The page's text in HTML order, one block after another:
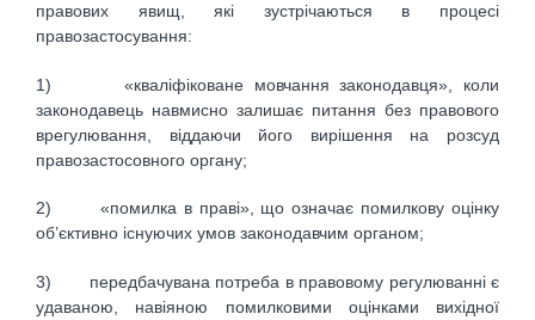
правових явищ, які зустрічаються в процесі
правозастосування:
1) «кваліфіковане мовчання законодавця», коли
законодавець навмисно залишає питання без правового
врегулювання, віддаючи його вирішення на розсуд
правозастосовного органу;
2) «помилка в праві», що означає помилкову оцінку
об’єктивно існуючих умов законодавчим органом;
3) передбачувана потреба в правовому регулюванні є
удаваною, навіяною помилковими оцінками вихідної